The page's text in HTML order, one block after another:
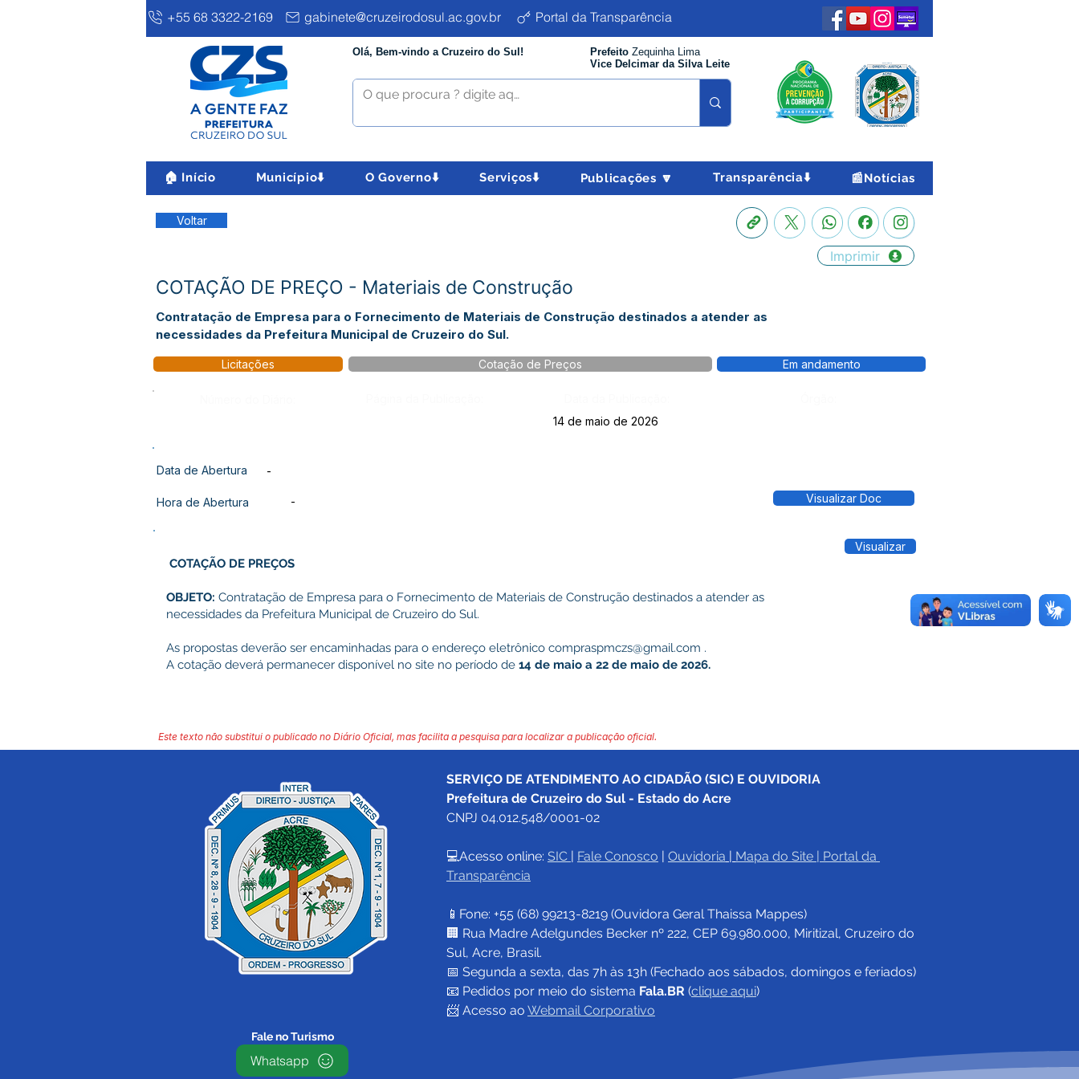
+55 68 3322-2169 gabinete@cruzeirodosul.ac.gov.br Portal da Transparência
Olá, Bem-vindo a Cruzeiro do Sul! Prefeito Zequinha Lima
Vice Delcimar da Silva Leite
🏠 Início Município⬇️ O Governo⬇️ Serviços⬇️ Publicações 🔽 Transparência⬇️ 📰Notícias
Voltar
Imprimir
COTAÇÃO DE PREÇO - Materiais de Construção
Contratação de Empresa para o Fornecimento de Materiais de Construção destinados a atender as
necessidades da Prefeitura Municipal de Cruzeiro do Sul.
Licitações Cotação de Preços Em andamento
14 de maio de 2026
Data de Abertura -
Hora de Abertura - Visualizar Doc
COTAÇÃO DE PREÇOS
OBJETO: Contratação de Empresa para o Fornecimento de Materiais de Construção destinados a atender as
necessidades da Prefeitura Municipal de Cruzeiro do Sul.
As propostas deverão ser encaminhadas para o endereço eletrônico compraspmczs@gmail.com .
A cotação deverá permanecer disponível no site no período de 14 de maio a 22 de maio de 2026.
Visualizar
Este texto não substitui o publicado no Diário Oficial, mas facilita a pesquisa para localizar a publicação oficial.
SERVIÇO DE ATENDIMENTO AO CIDADÃO (SIC) E OUVIDORIA
Prefeitura de Cruzeiro do Sul - Estado do Acre
CNPJ 04.012.548/0001-02
💻Acesso online: SIC | Fale Conosco | Ouvidoria | Mapa do Site | Portal da
Transparência
📱Fone: +55 (68) 99213-8219 (Ouvidora Geral Thaissa Mappes)
🏢 Rua Madre Adelgundes Becker nº 222, CEP 69.980.000, Miritizal, Cruzeiro do
Sul, Acre, Brasil.
📅 Segunda a sexta, das 7h às 13h (Fechado aos sábados, domingos e feriados)
📧 Pedidos por meio do sistema Fala.BR (clique aqui)
📨 Acesso ao Webmail Corporativo
Fale no Turismo
Whatsapp